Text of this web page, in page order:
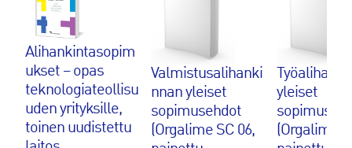
Alihankintasopim
ukset – opas
teknologiateollisu
uden yrityksille,
toinen uudistettu
Valmistusalihanki
nnan yleiset
sopimusehdot
(Orgalime SC 06,
yleiset
(Orgalime